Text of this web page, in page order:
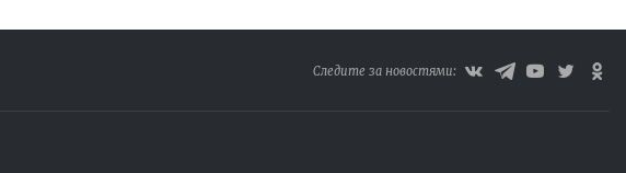
Следите за новостями: